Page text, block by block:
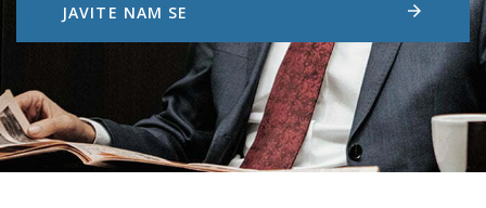
JAVITE NAM SE arrow_forward